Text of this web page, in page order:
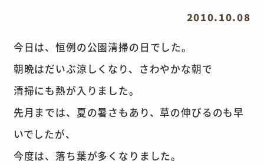
2010.10.08
今日は、恒例の公園清掃の日でした。
朝晩はだいぶ涼しくなり、さわやかな朝で
清掃にも熱が入りました。
先月までは、夏の暑さもあり、草の伸びるのも早
いでしたが、
今度は、落ち葉が多くなりました。